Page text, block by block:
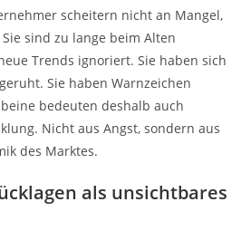
scheitern nicht an Mangel,
sind zu lange beim Alten
Trends ignoriert. Sie haben sich
Sie haben Warnzeichen
bedeuten deshalb auch
Nicht aus Angst, sondern aus
des Marktes.
als unsichtbares